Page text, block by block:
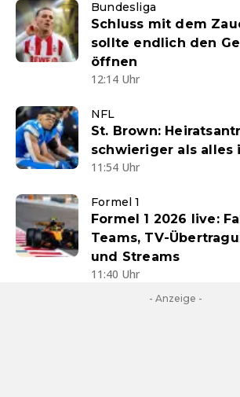
Bundesliga
Schluss mit dem
sollte endlich den
öffnen
12:14 Uhr
NFL
St. Brown:
schwieriger als alles
11:54 Uhr
Formel 1
Formel 1 2026 live:
Teams, TV-
und Streams
11:40 Uhr
- Anzeige -